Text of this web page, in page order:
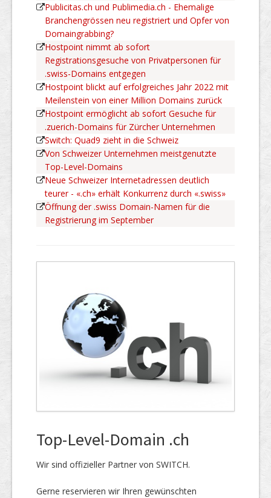
Publicitas.ch und Publimedia.ch - Ehemalige
Branchengrössen neu registriert und Opfer von
Domaingrabbing?
Hostpoint nimmt ab sofort
Registrationsgesuche von Privatpersonen für
.swiss-Domains entgegen
Hostpoint blickt auf erfolgreiches Jahr 2022 mit
Meilenstein von einer Million Domains zurück
Hostpoint ermöglicht ab sofort Gesuche für
.zuerich-Domains für Zürcher Unternehmen
Switch: Quad9 zieht in die Schweiz
Von Schweizer Unternehmen meistgenutzte
Top-Level-Domains
Neue Schweizer Internetadressen deutlich
teurer - «.ch» erhält Konkurrenz durch «.swiss»
Öffnung der .swiss Domain-Namen für die
Registrierung im September
Top-Level-Domain .ch
Wir sind offizieller Partner von SWITCH.
Gerne reservieren wir Ihren gewünschten